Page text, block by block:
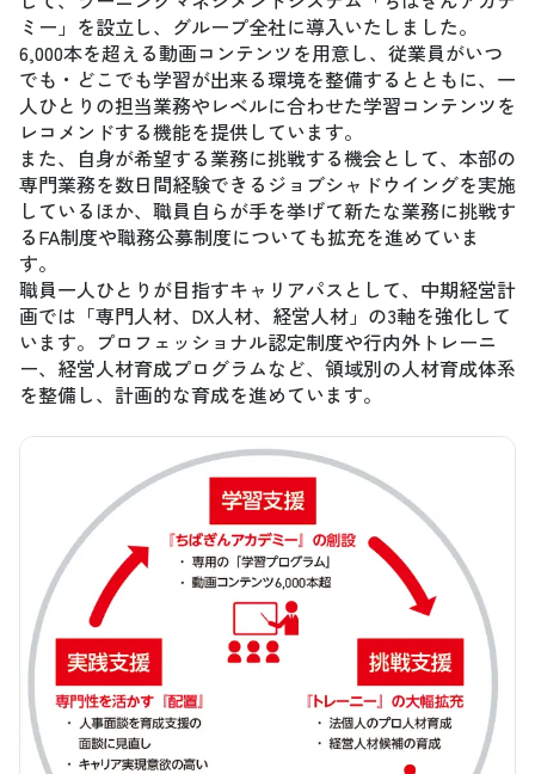
ミー」を設立し、グループ全社に導入いたしました。
6,000本を超える動画コンテンツを用意し、従業員がいつ
でも・どこでも学習が出来る環境を整備するとともに、一
人ひとりの担当業務やレベルに合わせた学習コンテンツを
レコメンドする機能を提供しています。
また、自身が希望する業務に挑戦する機会として、本部の
専門業務を数日間経験できるジョブシャドウイングを実施
しているほか、職員自らが手を挙げて新たな業務に挑戦す
るFA制度や職務公募制度についても拡充を進めていま
す。
職員一人ひとりが目指すキャリアパスとして、中期経営計
画では「専門人材、DX人材、経営人材」の3軸を強化して
います。プロフェッショナル認定制度や行内外トレーニ
ー、経営人材育成プログラムなど、領域別の人材育成体系
を整備し、計画的な育成を進めています。